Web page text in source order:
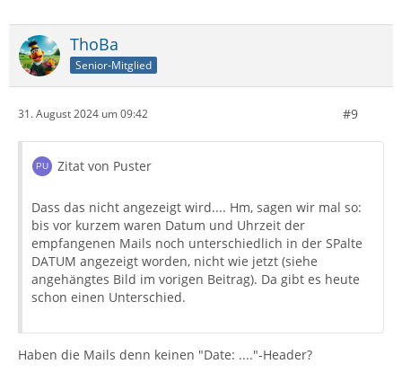
ThoBa
Senior-Mitglied
31. August 2024 um 09:42 #9
Zitat von Puster
Dass das nicht angezeigt wird.... Hm, sagen wir mal so:
bis vor kurzem waren Datum und Uhrzeit der
empfangenen Mails noch unterschiedlich in der SPalte
DATUM angezeigt worden, nicht wie jetzt (siehe
angehängtes Bild im vorigen Beitrag). Da gibt es heute
schon einen Unterschied.
Haben die Mails denn keinen "Date: ...."-Header?